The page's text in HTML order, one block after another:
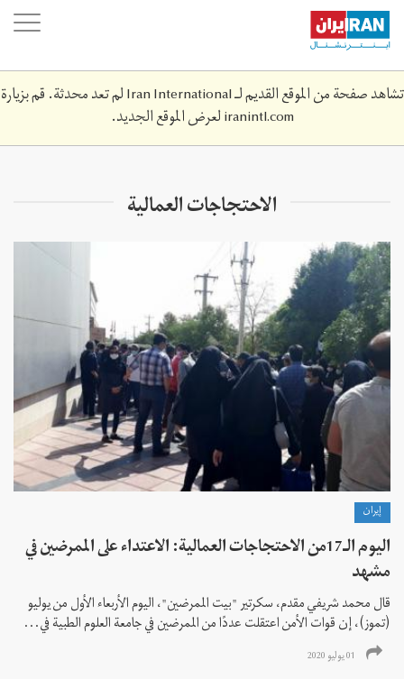
Skip
main
content
تشاهد صفحة من الموقع القديم لـ Iran International لم تعد محدثة. قم بزيارة
iranintl.comلعرض الموقع الجديد.
الاحتجاجات العمالية
إيران
اليوم الـ17من الاحتجاجات العمالية: الاعتداء على الممرضين في
مشهد
قال محمد شريفي مقدم، سكرتير "بيت الممرضين"، اليوم الأربعاء الأول من يوليو
(تموز)، إن قوات الأمن اعتقلت عددًا من الممرضين في جامعة العلوم الطبية في...
01 يوليو 2020